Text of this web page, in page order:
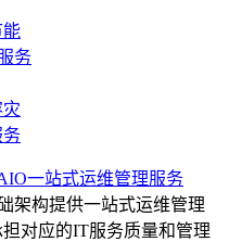
能
务
务
一站式运维管理服务
架构提供一站式运维管理
对应的IT服务质量和管理